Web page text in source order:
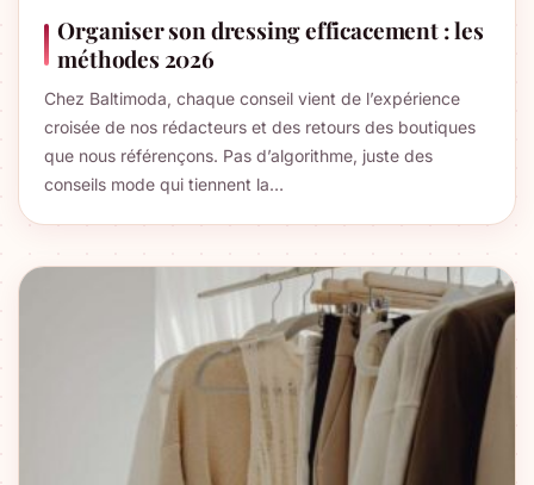
Organiser son dressing efficacement : les
méthodes 2026
Chez Baltimoda, chaque conseil vient de l’expérience
croisée de nos rédacteurs et des retours des boutiques
que nous référençons. Pas d’algorithme, juste des
conseils mode qui tiennent la…